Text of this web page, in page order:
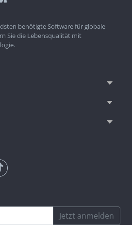
benötigte Software für globale
Sie die Lebensqualität mit
Jetzt anmelden